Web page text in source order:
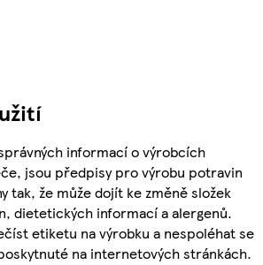
informací o výrobcích
jsou předpisy pro výrobu potravin
tak, že může dojít ke změně složek
dietetických informací a alergenů.
etiketu na výrobku a nespoléhat se
na internetových stránkách.